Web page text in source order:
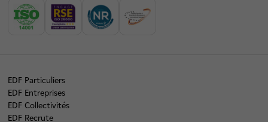
EDF Particuliers
EDF Entreprises
EDF Collectivités
EDF Recrute